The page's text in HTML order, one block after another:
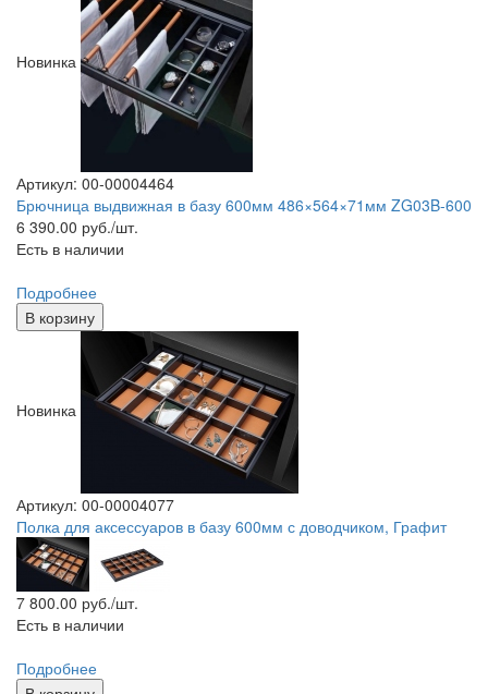
Новинка
Артикул: 00-00004464
Брючница выдвижная в базу 600мм 486×564×71мм ZG03B-600
6 390.00 руб./шт.
Есть в наличии
Подробнее
В корзину
Новинка
Артикул: 00-00004077
Полка для аксессуаров в базу 600мм с доводчиком, Графит
7 800.00 руб./шт.
Есть в наличии
Подробнее